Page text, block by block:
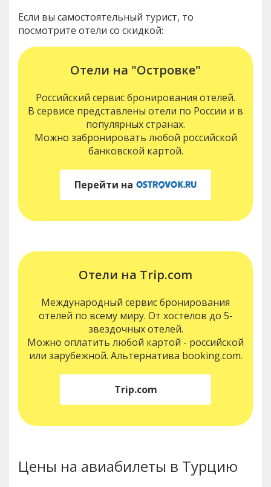
Если вы самостоятельный турист, то
посмотрите отели со скидкой:
Отели на "Островке"
Российский сервис бронирования отелей.
В сервисе представлены отели по России и в
популярных странах.
Можно забронировать любой российской
банковской картой.
Перейти на
Отели на Trip.com
Международный сервис бронирования
отелей по всему миру. От хостелов до 5-
звездочных отелей.
Можно оплатить любой картой - российской
или зарубежной. Альтернатива booking.com.
Trip.com
Цены на авиабилеты в Турцию